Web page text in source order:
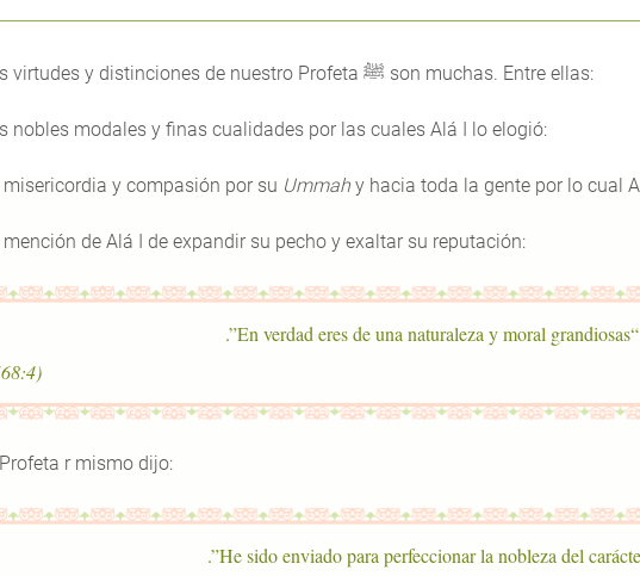
Las virtudes y distinciones de nuestro Profeta ﷺ son muchas. Entre ellas:
nobles modales y finas cualidades por las cuales Alá I lo elogió:
misericordia y compasión por su Ummahy hacia toda la gente por lo cual
de Alá I de expandir su pecho y exaltar su reputación:
“En verdad eres de una naturaleza y moral grandiosas”.
(68:4)
r mismo dijo: